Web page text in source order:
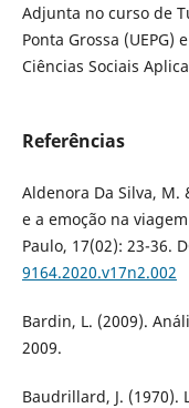
Adjunta no curso de
Ponta Grossa (UEPG)
Ciências Sociais
Referências
Aldenora Da Silva, M.
e a emoção na
Paulo, 17(02): 23-36.
9164.2020.v17n2.002
Bardin, L. (2009).
2009.
Baudrillard, J. (1970).